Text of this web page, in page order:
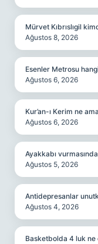
Mürvet Kıbrıslıgil
Ağustos 8, 2026
Esenler Metrosu
Ağustos 6, 2026
Kur’an-ı Kerim ne
Ağustos 6, 2026
Ayakkabı
Ağustos 5, 2026
Antidepresanlar
Ağustos 4, 2026
Basketbolda 4 luk ne